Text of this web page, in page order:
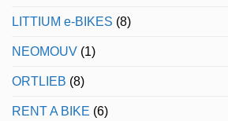
LITTIUM e-BIKES (8)
NEOMOUV (1)
ORTLIEB (8)
RENT A BIKE (6)